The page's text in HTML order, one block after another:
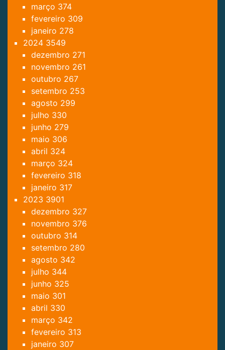
março 374
fevereiro 309
janeiro 278
2024 3549
dezembro 271
novembro 261
outubro 267
setembro 253
agosto 299
julho 330
junho 279
maio 306
abril 324
março 324
fevereiro 318
janeiro 317
2023 3901
dezembro 327
novembro 376
outubro 314
setembro 280
agosto 342
julho 344
junho 325
maio 301
abril 330
março 342
fevereiro 313
janeiro 307